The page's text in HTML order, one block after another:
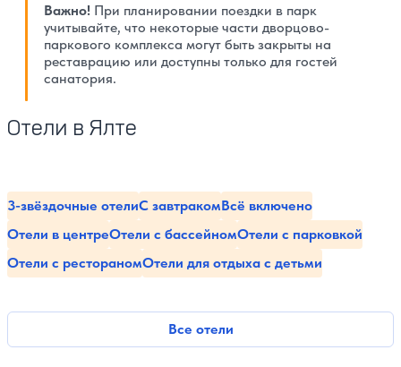
Важно! При планировании поездки в парк
учитывайте, что некоторые части дворцово-
паркового комплекса могут быть закрыты на
реставрацию или доступны только для гостей
санатория.
Отели в Ялте
Все отели
3-звёздочные отелиС завтракомВсё включено
Отели в центреОтели с бассейномОтели с парковкой
Отели с рестораномОтели для отдыха с детьми